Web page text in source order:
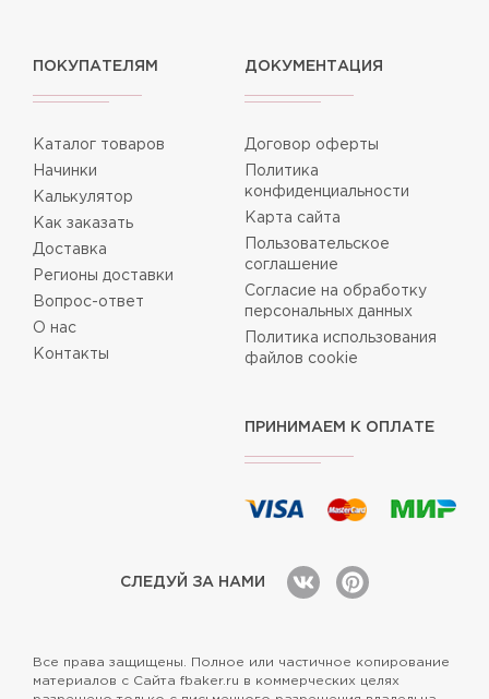
ПОКУПАТЕЛЯМ
Каталог товаров
Начинки
Калькулятор
Как заказать
Доставка
Регионы доставки
Вопрос-ответ
О нас
Контакты
ДОКУМЕНТАЦИЯ
Договор оферты
Политика
конфиденциальности
Карта сайта
Пользовательское
соглашение
Согласие на обработку
персональных данных
Политика использования
файлов cookie
ПРИНИМАЕМ К ОПЛАТЕ
СЛЕДУЙ ЗА НАМИ
Все права защищены. Полное или частичное копирование
материалов с Сайта fbaker.ru в коммерческих целях